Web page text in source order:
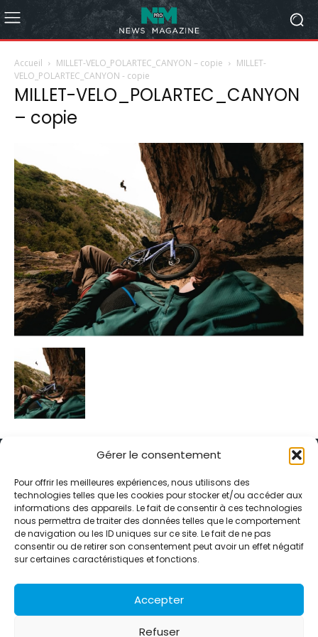
Gérer le consentement
Pour offrir les meilleures expériences, nous utilisons des
technologies telles que les cookies pour stocker et/ou accéder aux
informations des appareils. Le fait de consentir à ces technologies
nous permettra de traiter des données telles que le comportement
de navigation ou les ID uniques sur ce site. Le fait de ne pas
consentir ou de retirer son consentement peut avoir un effet négatif
sur certaines caractéristiques et fonctions.
Accepter
Refuser
Accueil MILLET-VELO_POLARTEC_CANYON – copie
MILLET-
VELO_POLARTEC_CANYON - copie
MILLET-VELO_POLARTEC_CANYON
– copie
Alternative Média est une agence de relations presse et de
relations publiques basée à Grenoble. Depuis 1995, elle conçoit et
pilote des stratégies de visibilité en France et à l’international
grâce à un réseau d’agences partenaires.